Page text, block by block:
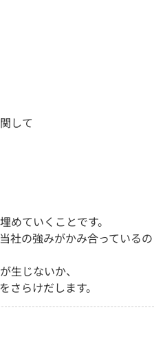
して
めていくことです。
社の強みがかみ合っているの
生じないか、
さらけだします。